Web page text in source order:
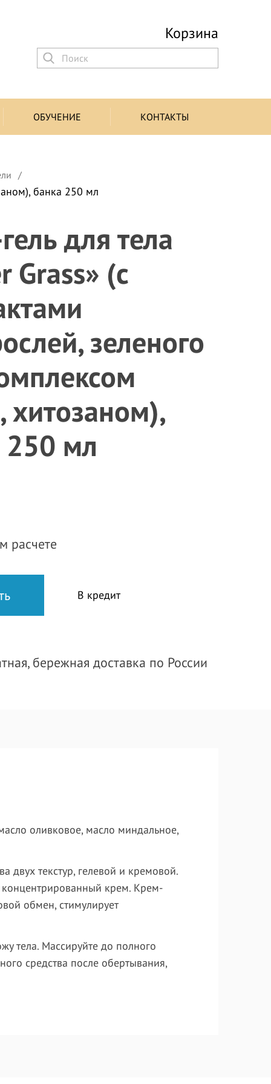
Корзина
ОБУЧЕНИЕ КОНТАКТЫ
банка 250 мл
для тела
Grass» (с
зеленого
хитозаном),
250 мл
расчете
В кредит
бережная доставка по России
оливковое, масло миндальное,
двух текстур, гелевой и кремовой.
концентрированный крем. Крем-
обмен, стимулирует
тела. Массируйте до полного
средства после обертывания,